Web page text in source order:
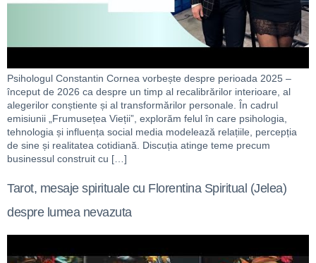
Psihologul Constantin Cornea vorbește despre perioada 2025 –
început de 2026 ca despre un timp al recalibrărilor interioare, al
alegerilor conștiente și al transformărilor personale. În cadrul
emisiunii „Frumusețea Vieții”, explorăm felul în care psihologia,
tehnologia și influența social media modelează relațiile, percepția
de sine și realitatea cotidiană. Discuția atinge teme precum
businessul construit cu […]
Tarot, mesaje spirituale cu Florentina Spiritual (Jelea)
despre lumea nevazuta